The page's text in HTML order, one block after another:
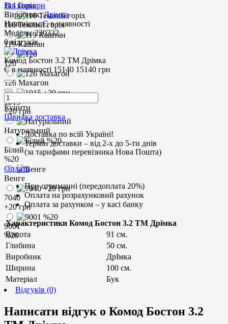
114 Горіх
116 Темний горіх
119 Каштан
120
126 Махагон
1015
+20 грн
Hатуральний
Білий
%20
Венге
7040
+20 грн
9001
%20
Всі кольори
Виробник: Дрімка
Наявність: Є в наявності
Модель: 230332
0 відгуків
Комод Бостон 3.2 ТМ Дрімка
Є в наявності 15140 15140 грн
Купити
Швидка доставка
Доставка по всій Україні!
Термін доставки – від 2-х до 5-ти днів
(за тарифами перевізника Нова Пошта)
Оплата
При отриманні (передоплата 20%)
Оплата на розрахунковий рахунок
Оплата за рахунком – у касі банку
Характеристики Комод Бостон 3.2 ТМ Дрімка
Висота
91 см.
Глибина
50 см.
Виробник
ДрІмка
Ширина
100 см.
Матеріал
Бук
Відгуків (0)
Написати відгук о Комод Бостон 3.2